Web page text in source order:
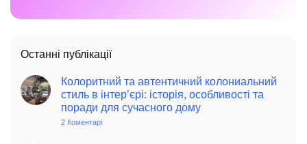
Останні публікації
Колоритний та автентичний колониальний
стиль в інтер’єрі: історія, особливості та
поради для сучасного дому
2 Коментарі